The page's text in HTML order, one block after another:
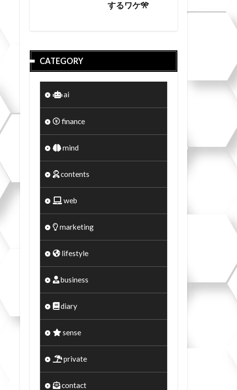
するワケ🎌
CATEGORY
ai
finance
mind
contents
web
marketing
lifestyle
business
diary
sense
private
contact